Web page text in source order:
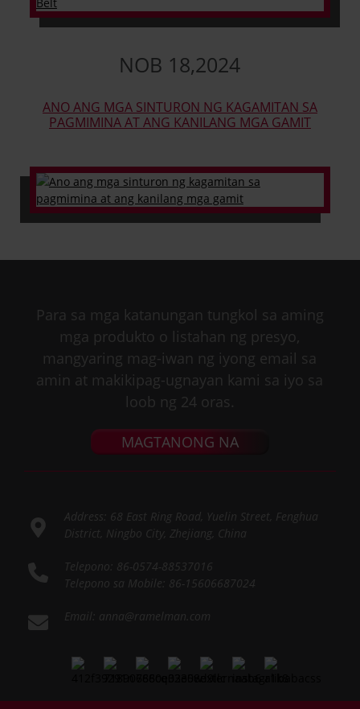
NOB 18,2024
ANO ANG MGA SINTURON NG KAGAMITAN SA
PAGMIMINA AT ANG KANILANG MGA GAMIT
Para sa mga katanungan tungkol sa aming
mga produkto o listahan ng presyo,
mangyaring mag-iwan ng iyong email sa
amin at makikipag-ugnayan kami sa iyo sa
loob ng 24 oras.
MAGTANONG NA
Address: 68 East Ring Road, Yuelin Street, Fenghua
District, Ningbo City, Zhejiang, China
Telepono: 86-0574-88537016
Telepono sa Mobile: 86-15606687024
Email: anna@ramelman.com